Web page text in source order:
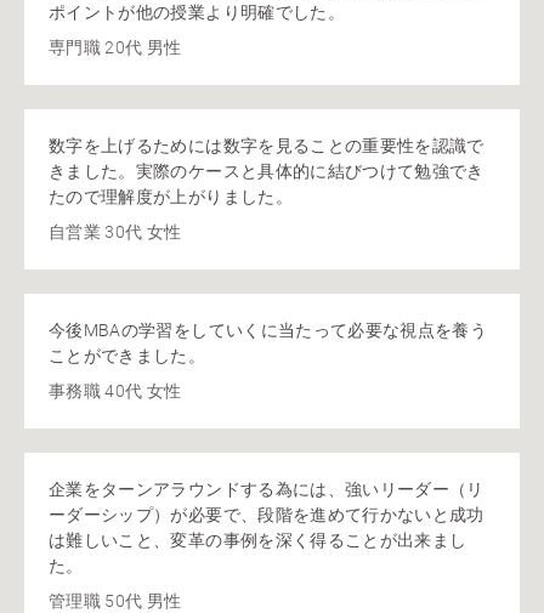
ポイントが他の授業より明確でした。
専門職 20代 男性
数字を上げるためには数字を見ることの重要性を認識で
きました。実際のケースと具体的に結びつけて勉強でき
たので理解度が上がりました。
自営業 30代 女性
今後MBAの学習をしていくに当たって必要な視点を養う
ことができました。
事務職 40代 女性
企業をターンアラウンドする為には、強いリーダー（リ
ーダーシップ）が必要で、段階を進めて行かないと成功
は難しいこと、変革の事例を深く得ることが出来まし
た。
管理職 50代 男性